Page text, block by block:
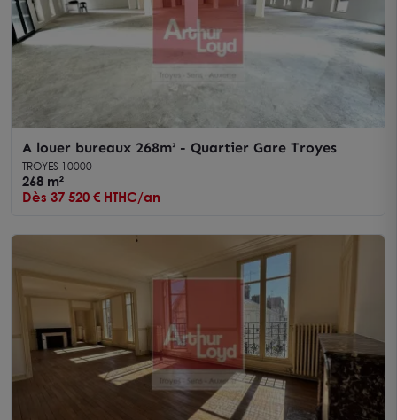
A louer bureaux 268m² - Quartier Gare Troyes
TROYES 10000
268 m²
Dès 37 520 € HTHC/an